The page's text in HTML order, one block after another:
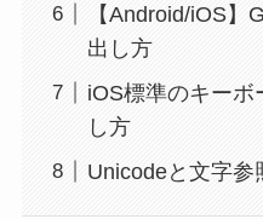
【Android/iOS
出し方
iOS標準のキー
し方
Unicodeと文字参